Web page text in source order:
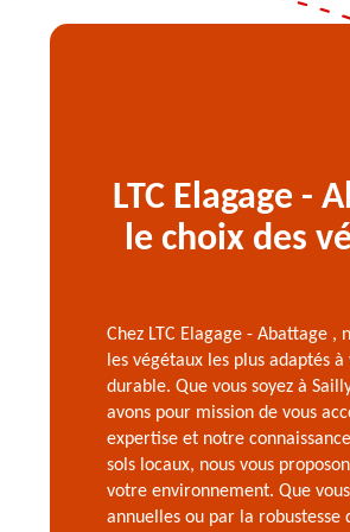
LTC Elagage -
le choix des
Chez LTC Elagage - Abattage
les végétaux les plus adaptés
durable. Que vous soyez à
avons pour mission de vous
expertise et notre
sols locaux, nous vous
votre environnement. Que
annuelles ou par la robustesse